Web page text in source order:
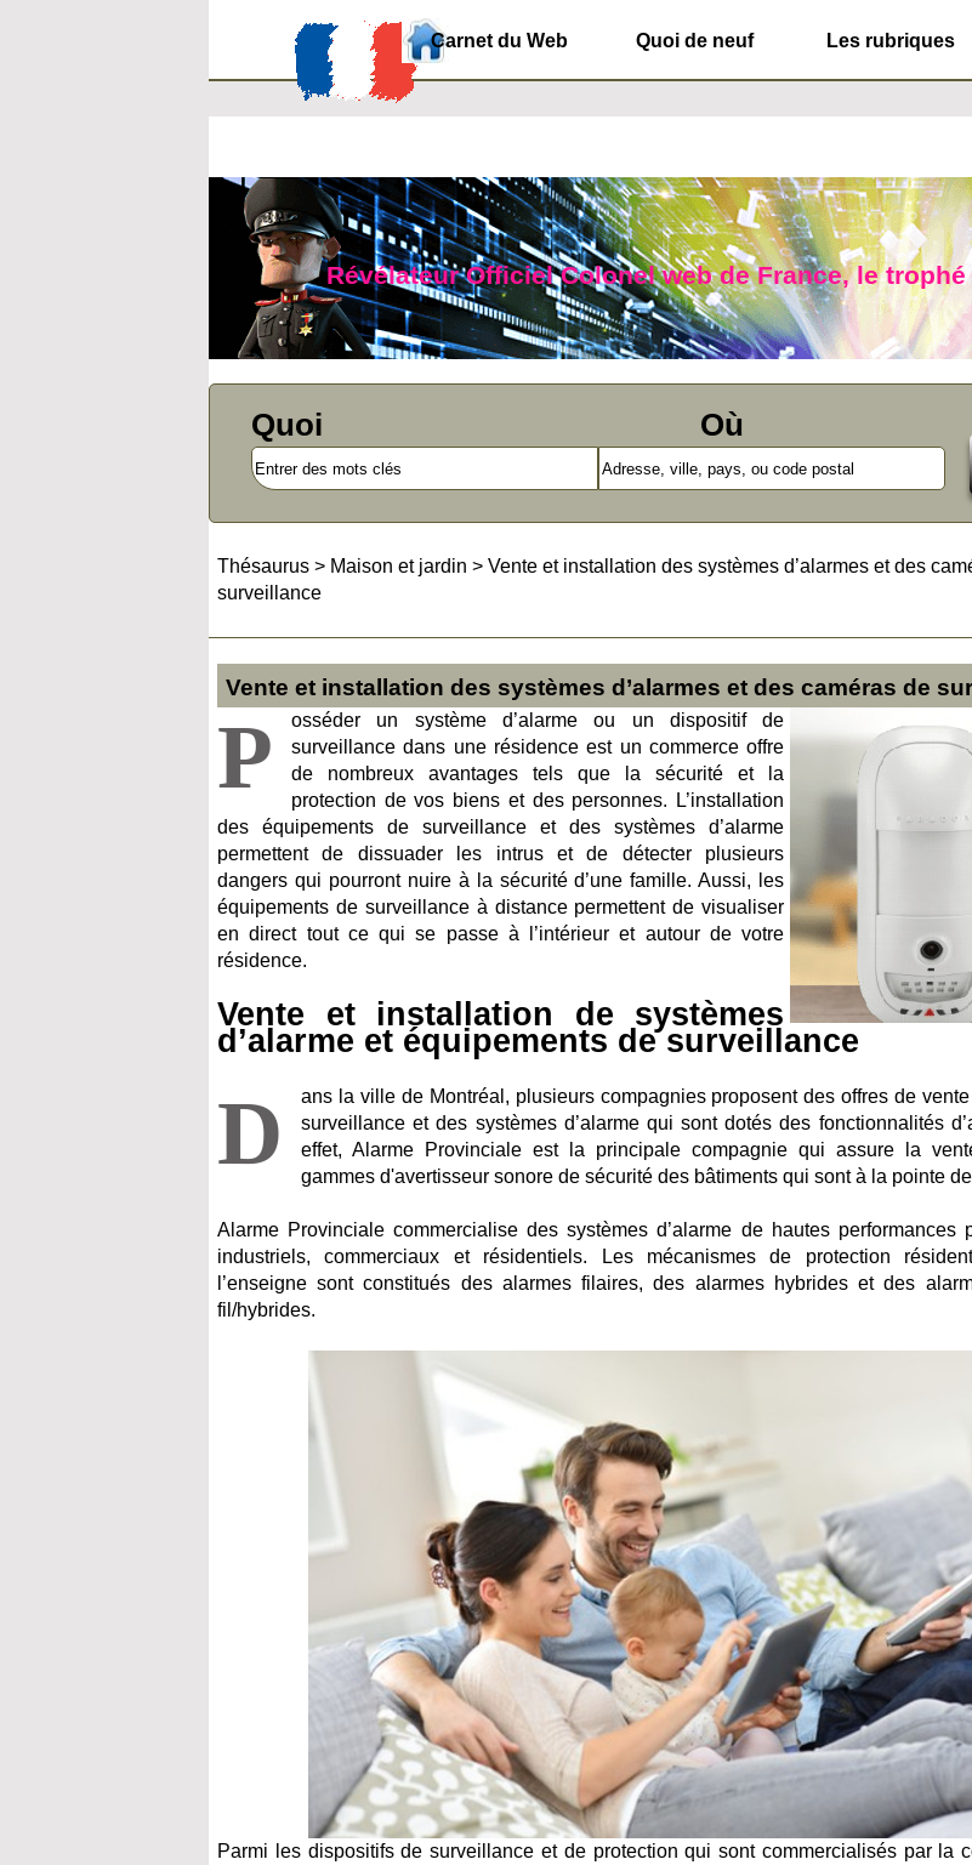
Carnet du Web Quoi de neuf Les rubriques
Révélateur Officiel Colonel web de France, le
Quoi Où
Thésaurus > Maison et jardin > Vente et installation des systèmes d’alarmes et des
surveillance
Vente et installation des systèmes d’alarmes et des caméras de
P
osséder un système d’alarme ou un dispositif de
surveillance dans une résidence est un commerce offre
de nombreux avantages tels que la sécurité et la
protection de vos biens et des personnes. L’installation
des équipements de surveillance et des systèmes d’alarme
permettent de dissuader les intrus et de détecter plusieurs
dangers qui pourront nuire à la sécurité d’une famille. Aussi, les
équipements de surveillance à distance permettent de visualiser
en direct tout ce qui se passe à l’intérieur et autour de votre
résidence.
Vente et installation de systèmes
d’alarme et équipements de surveillance
D
ans la ville de Montréal, plusieurs compagnies proposent des offres de
surveillance et des systèmes d’alarme qui sont dotés des fonctionnalités
effet, Alarme Provinciale est la principale compagnie qui assure la
gammes d'avertisseur sonore de sécurité des bâtiments qui sont à la pointe
Alarme Provinciale commercialise des systèmes d’alarme de hautes performances
industriels, commerciaux et résidentiels. Les mécanismes de protection
l’enseigne sont constitués des alarmes filaires, des alarmes hybrides et des
fil/hybrides.
Parmi les dispositifs de surveillance et de protection qui sont commercialisés par la